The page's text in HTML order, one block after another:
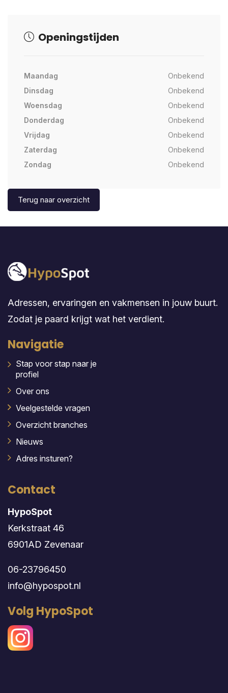
Openingstijden
Maandag
Onbekend
Dinsdag
Onbekend
Woensdag
Onbekend
Donderdag
Onbekend
Vrijdag
Onbekend
Zaterdag
Onbekend
Zondag
Onbekend
Terug naar overzicht
Adressen, ervaringen en vakmensen in jouw buurt.
Zodat je paard krijgt wat het verdient.
Navigatie
Stap voor stap naar je
profiel
Over ons
Veelgestelde vragen
Overzicht branches
Nieuws
Adres insturen?
Contact
HypoSpot
Kerkstraat 46
6901AD Zevenaar
06-23796450
info@hypospot.nl
Volg HypoSpot